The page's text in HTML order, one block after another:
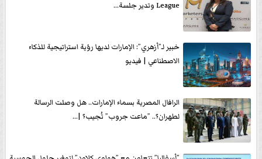
League وتدير جلسة...
خبير لـ”أزهري”: الإمارات لديها رؤية استراتيجية للذكاء
الاصطناعي | فيديو
الرافال المصرية بسماء الإمارات.. هل وصلت الرسالة
لطهران؟.. ”ماعت جروب” تُجيب؟ |...